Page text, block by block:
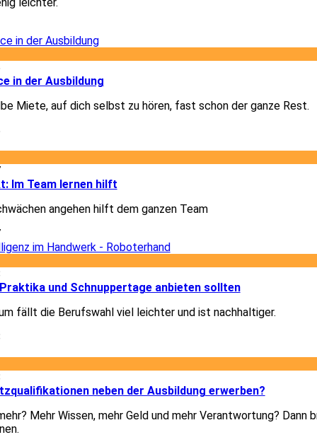
in der Ausbildung
Miete, auf dich selbst zu hören, fast schon der ganze Rest.
Im Team lernen hilft
angehen hilft dem ganzen Team
und Schnuppertage anbieten sollten
fällt die Berufswahl viel leichter und ist nachhaltiger.
neben der Ausbildung erwerben?
Mehr Wissen, mehr Geld und mehr Verantwortung? Dann